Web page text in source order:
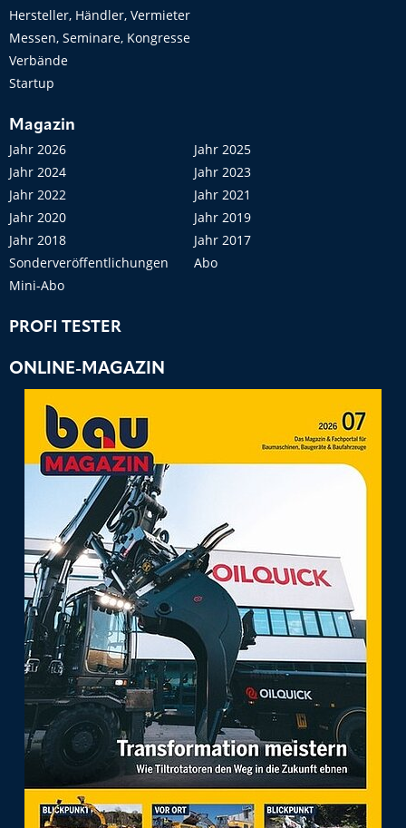
Hersteller, Händler, Vermieter
Messen, Seminare, Kongresse
Verbände
Startup
Magazin
Jahr 2026
Jahr 2025
Jahr 2024
Jahr 2023
Jahr 2022
Jahr 2021
Jahr 2020
Jahr 2019
Jahr 2018
Jahr 2017
Sonderveröffentlichungen
Abo
Mini-Abo
PROFI TESTER
ONLINE-MAGAZIN